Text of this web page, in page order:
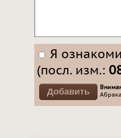
Я
(посл. изм.: